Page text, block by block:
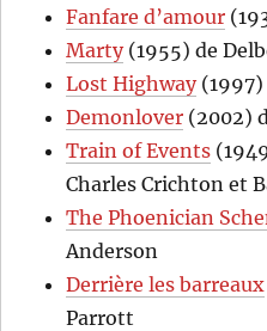
Fanfare d’amour
Marty(1955) de
Lost Highway(1997)
Demonlover (2002)
Train of Events
Charles Crichton et
The Phoenician
Anderson
Derrière les barreaux
Parrott